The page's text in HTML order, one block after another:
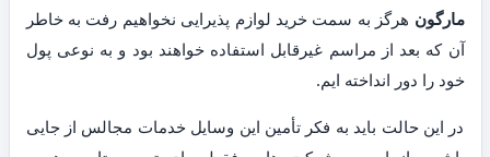
مارگون هرگز به سمت خرید لوازم پذیرایی نخواهیم رفت به خاطر
آن که بعد از مراسم غیرقابل استفاده خواهند بود و به نوعی پول
خود را دور انداخته ایم.
در این حالت باید به فکر تأمین این وسایل خدمات مجالس از جایی